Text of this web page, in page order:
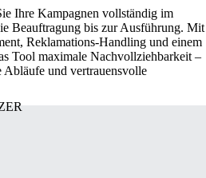
Ihre Kampagnen vollständig im
Beauftragung bis zur Ausführung. Mit
Reklamations-Handling und einem
Tool maximale Nachvollziehbarkeit –
und vertrauensvolle